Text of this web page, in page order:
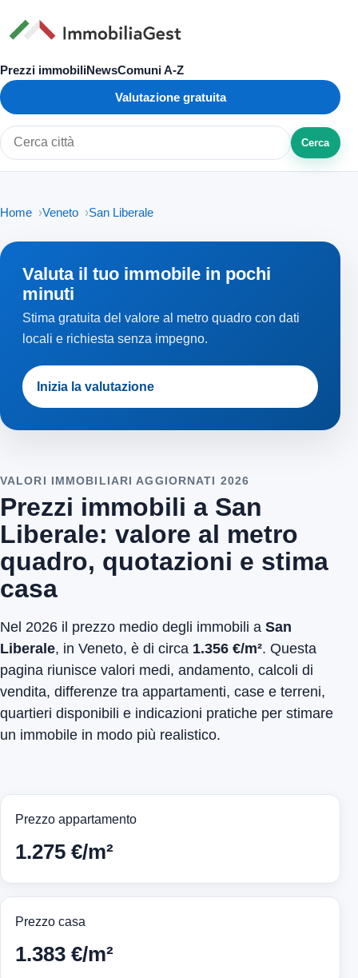
Prezzi immobiliNewsComuni A-Z
Valutazione gratuita
Cerca città o zona
Cerca
Home Veneto San Liberale
Valuta il tuo immobile in pochi
minuti
Stima gratuita del valore al metro quadro con dati
locali e richiesta senza impegno.
Inizia la valutazione
VALORI IMMOBILIARI AGGIORNATI 2026
Prezzi immobili a San
Liberale: valore al metro
quadro, quotazioni e stima
casa
Nel 2026 il prezzo medio degli immobili a San
Liberale, in Veneto, è di circa 1.356 €/m². Questa
pagina riunisce valori medi, andamento, calcoli di
vendita, differenze tra appartamenti, case e terreni,
quartieri disponibili e indicazioni pratiche per stimare
un immobile in modo più realistico.
Prezzo appartamento
1.275 €/m²
Prezzo casa
1.383 €/m²